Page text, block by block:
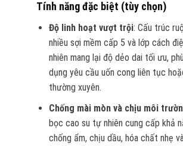
Tính năng đặc biệt (tùy chọn)
Độ linh hoạt vượt trội: Cấu trúc
nhiều sợi mềm cấp 5 và lớp cách
nhiên mang lại độ dẻo dai tối ưu,
dụng yêu cầu uốn cong liên tục
thường xuyên.
Chống mài mòn và chịu môi
bọc cao su tự nhiên cung cấp khả
chống ẩm, chịu dầu, hóa chất nhẹ